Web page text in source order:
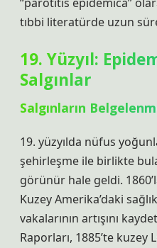
tıbbi literatürde uzun
19. Yüzyıl:
Salgınlar
Salgınların
19. yüzyılda nüfus
şehirleşme ile birlikte
görünür hale geldi.
Kuzey Amerika’daki
vakalarının artışını
Raporları, 1885’te kuzey